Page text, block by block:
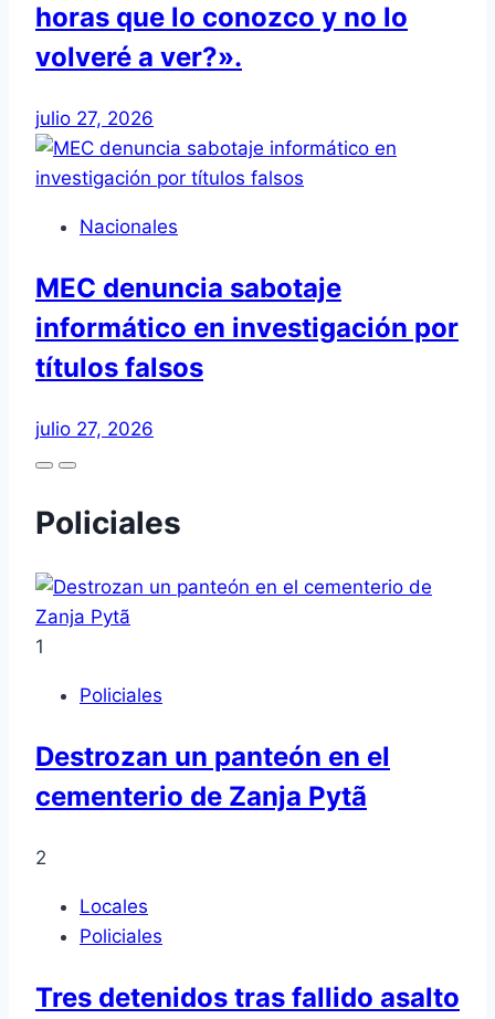
horas que lo conozco y no lo
volveré a ver?».
julio 27, 2026
Nacionales
MEC denuncia sabotaje
informático en investigación por
títulos falsos
julio 27, 2026
Policiales
1
Policiales
Destrozan un panteón en el
cementerio de Zanja Pytã
2
Locales
Policiales
Tres detenidos tras fallido asalto